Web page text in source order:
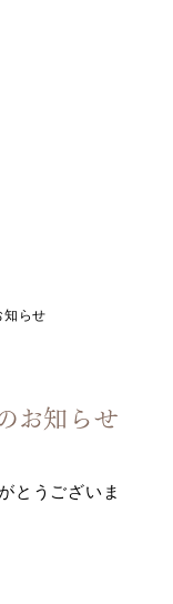
知らせ
お知らせ
とうございま